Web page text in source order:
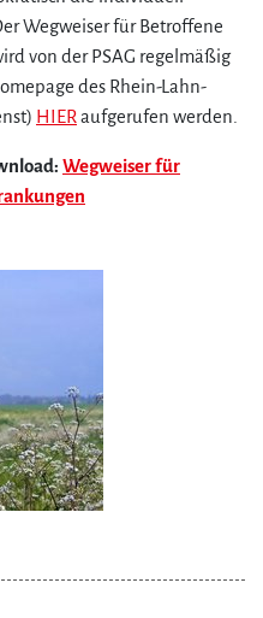
Wegweiser für Betroffene
von der PSAG regelmäßig
des Rhein-Lahn-
HIERaufgerufen werden.
Wegweiser für